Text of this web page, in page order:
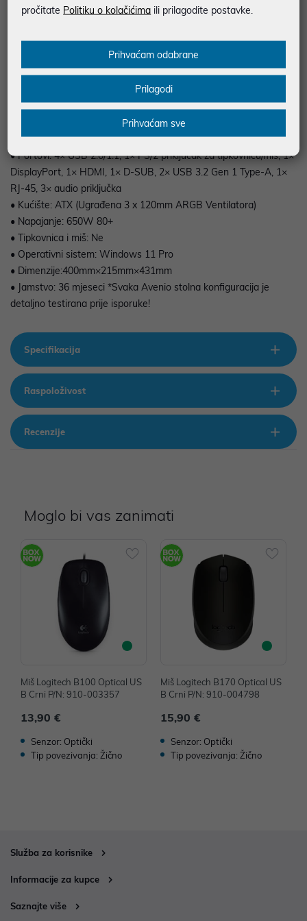
96MB
• Hladnjak za procesor: Aftermarket zračni hladnjak
• Radna memorija: 16GB DDR5 5600MT/s
• Grafički sustav: AMD Radeon RX 9060 XT PULSE 16GB, 16GB
GDDR6, 1x HDMI, 2x DisplayPort
• Tvrdi disk: 1TB SSD M.2 2280 NVMe PCIe 4.0 x4
• Mrežna kartica: Da
• Portovi: 4× USB 2.0/1.1, 1× PS/2 priključak za tipkovnicu/miš, 1×
DisplayPort, 1× HDMI, 1× D-SUB, 2× USB 3.2 Gen 1 Type-A, 1×
RJ-45, 3× audio priključka
• Kućište: ATX (Ugrađena 3 x 120mm ARGB Ventilatora)
• Napajanje: 650W 80+
• Tipkovnica i miš: Ne
• Operativni sistem: Windows 11 Pro
• Dimenzije:400mm×215mm×431mm
• Jamstvo: 36 mjeseci *Svaka Avenio stolna konfiguracija je
detaljno testirana prije isporuke!
Specifikacija
Raspoloživost
Recenzije
Moglo bi vas zanimati
Miš Logitech B100 Optical US
B Crni P/N: 910-003357
13,90 €
Senzor: Optički
Tip povezivanja: Žično
Miš Logitech B170 Optical US
B Crni P/N: 910-004798
15,90 €
Senzor: Optički
Tip povezivanja: Žično
Služba za korisnike
Informacije za kupce
Saznajte više
pročitate Politiku o kolačićima ili prilagodite postavke.
Prihvaćam odabrane
Prilagodi
Prihvaćam sve